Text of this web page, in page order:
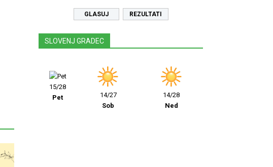
REZULTATI
SLOVENJ GRADEC
15/28
Pet
14/27
Sob
14/28
Ned